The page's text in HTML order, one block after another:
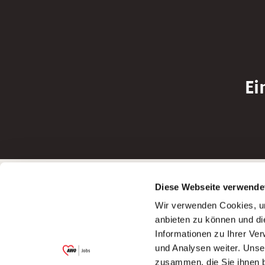
Diese Webseite
Wir verwenden Cookies,
anbieten zu können und
Informationen zu Ihrer
und Analysen weiter.
zusammen, die Sie ihnen
Garitz Bewirtschaftungsbetriebe GmbH
(Ein Tochterunternehmen des AWO
Bezirksverbandes Unterfranken e.V.)